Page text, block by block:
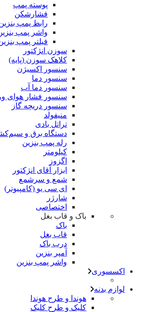
پوسته پمپ
فشارشکن
رابط پمپ
واشر پمپ
فیلتر پمپ
سوزن انژکتور
کلاهک سوزن (پایه)
سنسور اکسیژن
سنسور دما
سنسور دما آب
سنسور فشار هوای
سنسور دریچه گاز
منیفولد
تراتل بادی
دستگاه برق و
رله پمپ بنزین
کیلومتر
اگزوز
ابزار آقای انژکتور
شمع و سرشمع
ای سی یو (کامپیوتر)
شارژر
اختصاصی
باک و قاب بغل
باک
قاب بغل
درب باک
آمپر بنزین
واشر پمپ بنزین
اکسسوری
لوازم بدنه
هوندا و طرح هوندا
کلیک و طرح کلیک